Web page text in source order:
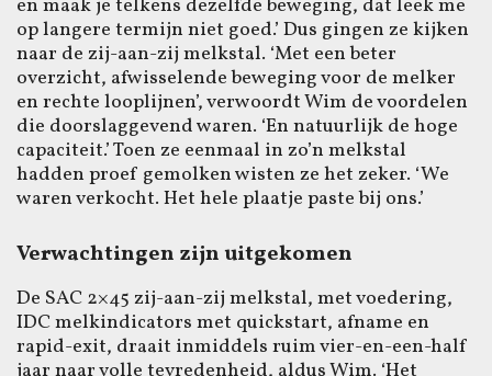
en maak je telkens dezelfde beweging, dat leek me
op langere termijn niet goed.’ Dus gingen ze kijken
naar de zij-aan-zij melkstal. ‘Met een beter
overzicht, afwisselende beweging voor de melker
en rechte looplijnen’, verwoordt Wim de voordelen
die doorslaggevend waren. ‘En natuurlijk de hoge
capaciteit.’ Toen ze eenmaal in zo’n melkstal
hadden proef gemolken wisten ze het zeker. ‘We
waren verkocht. Het hele plaatje paste bij ons.’
Verwachtingen zijn uitgekomen
De SAC 2×45 zij-aan-zij melkstal, met voedering,
IDC melkindicators met quickstart, afname en
rapid-exit, draait inmiddels ruim vier-en-een-half